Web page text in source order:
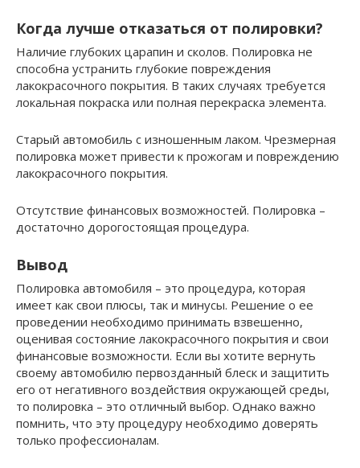
Когда лучше отказаться от полировки?
Наличие глубоких царапин и сколов. Полировка не
способна устранить глубокие повреждения
лакокрасочного покрытия. В таких случаях требуется
локальная покраска или полная перекраска элемента.
Старый автомобиль с изношенным лаком. Чрезмерная
полировка может привести к прожогам и повреждению
лакокрасочного покрытия.
Отсутствие финансовых возможностей. Полировка –
достаточно дорогостоящая процедура.
Вывод
Полировка автомобиля – это процедура, которая
имеет как свои плюсы, так и минусы. Решение о ее
проведении необходимо принимать взвешенно,
оценивая состояние лакокрасочного покрытия и свои
финансовые возможности. Если вы хотите вернуть
своему автомобилю первозданный блеск и защитить
его от негативного воздействия окружающей среды,
то полировка – это отличный выбор. Однако важно
помнить, что эту процедуру необходимо доверять
только профессионалам.